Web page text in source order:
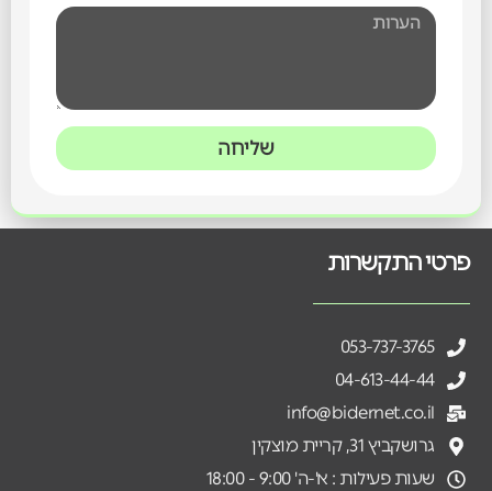
שליחה
פרטי התקשרות
053-737-3765
04-613-44-44
info@bidernet.co.il
גרושקביץ 31, קריית מוצקין
שעות פעילות : א'-ה' 9:00 - 18:00